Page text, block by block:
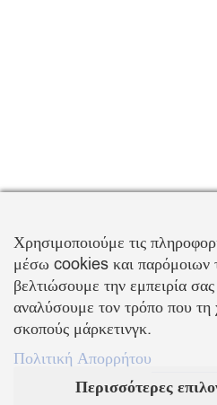
Χρησιμοποιούμε τις
μέσω cookies και παρόμοιων
βελτιώσουμε την εμπειρία
αναλύσουμε τον τρόπο που τη
σκοπούς μάρκετινγκ.
Πολιτική Απορρήτου
Περισσότερες